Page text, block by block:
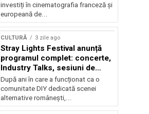
investiți în cinematografia franceză și
europeană de...
CULTURĂ 3 zile ago
Stray Lights Festival anunță
programul complet: concerte,
Industry Talks, sesiuni de
audiție și noi opțiuni de
participare pentru public
După ani în care a funcționat ca o
comunitate DIY dedicată scenei
alternative românești,...